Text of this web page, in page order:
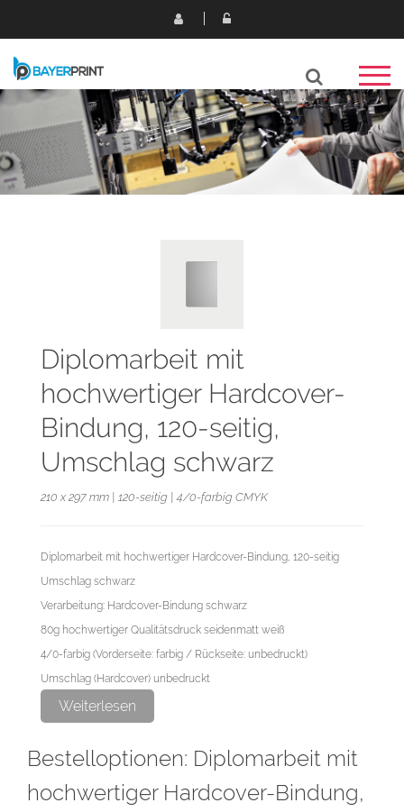
Diplomarbeit mit
hochwertiger Hardcover-
Bindung, 120-seitig,
Umschlag schwarz
210 x 297 mm | 120-seitig | 4/0-farbig CMYK
Diplomarbeit mit hochwertiger Hardcover-Bindung, 120-seitig
Umschlag schwarz
Verarbeitung: Hardcover-Bindung schwarz
80g hochwertiger Qualitätsdruck seidenmatt weiß
4/0-farbig (Vorderseite: farbig / Rückseite: unbedruckt)
Umschlag (Hardcover) unbedruckt
Endformat: 21,0 cm x 29,7 cm
Datenformat: 21,6 cm x 30,3 cm
Weiterlesen
Bestelloptionen: Diplomarbeit mit
hochwertiger Hardcover-Bindung,